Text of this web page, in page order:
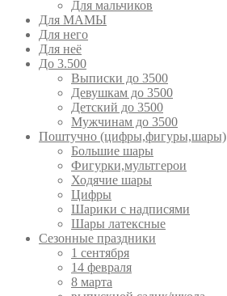
Для мальчиков
Для МАМЫ
Для него
Для неё
До 3.500
Выписки до 3500
Девушкам до 3500
Детский до 3500
Мужчинам до 3500
Поштучно (цифры,фигуры,шары)
Большие шары
Фигурки,мультгерои
Ходячие шары
Цифры
Шарики с надписями
Шары латексные
Сезонные праздники
1 сентября
14 февраля
8 марта